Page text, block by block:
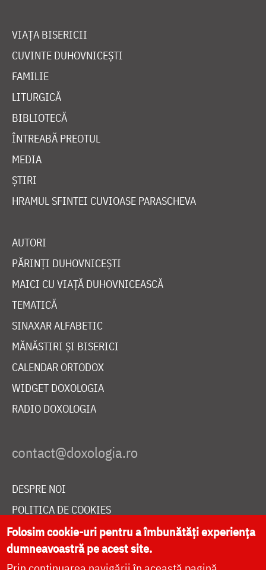
VIAȚA BISERICII
CUVINTE DUHOVNICEȘTI
FAMILIE
LITURGICĂ
BIBLIOTECĂ
ÎNTREABĂ PREOTUL
MEDIA
ȘTIRI
HRAMUL SFINTEI CUVIOASE PARASCHEVA
AUTORI
PĂRINȚI DUHOVNICEȘTI
MAICI CU VIAȚĂ DUHOVNICEASCĂ
TEMATICĂ
SINAXAR ALFABETIC
MĂNĂSTIRI ȘI BISERICI
CALENDAR ORTODOX
WIDGET DOXOLOGIA
RADIO DOXOLOGIA
DESPRE NOI
POLITICA DE COOKIES
DONEAZĂ ONLINE PENTRU CATEDRALA NAȚIONALĂ
Folosim cookie-uri pentru a îmbunătăți experiența
dumneavoastră pe acest site.